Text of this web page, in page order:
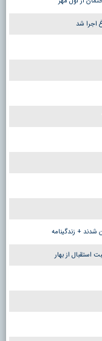
اجرا شد
+ زندگینامه
از بهار